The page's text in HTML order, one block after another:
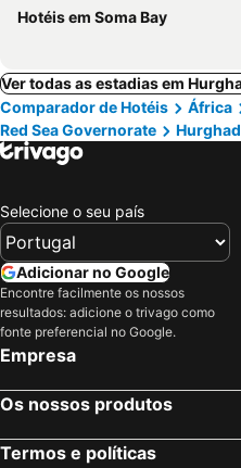
Hotéis em Soma Bay
Ver todas as estadias em
Comparador de Hotéis
África
Red Sea Governorate
Selecione o seu país
Adicionar no Google
Encontre facilmente os nossos
resultados: adicione o trivago como
fonte preferencial no Google.
Empresa
Os nossos produtos
Termos e políticas